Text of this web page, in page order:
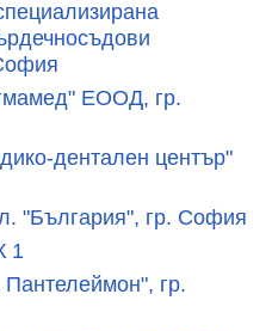
ЕООД, гр.
дентален център"
"България", гр. София
1
гр.